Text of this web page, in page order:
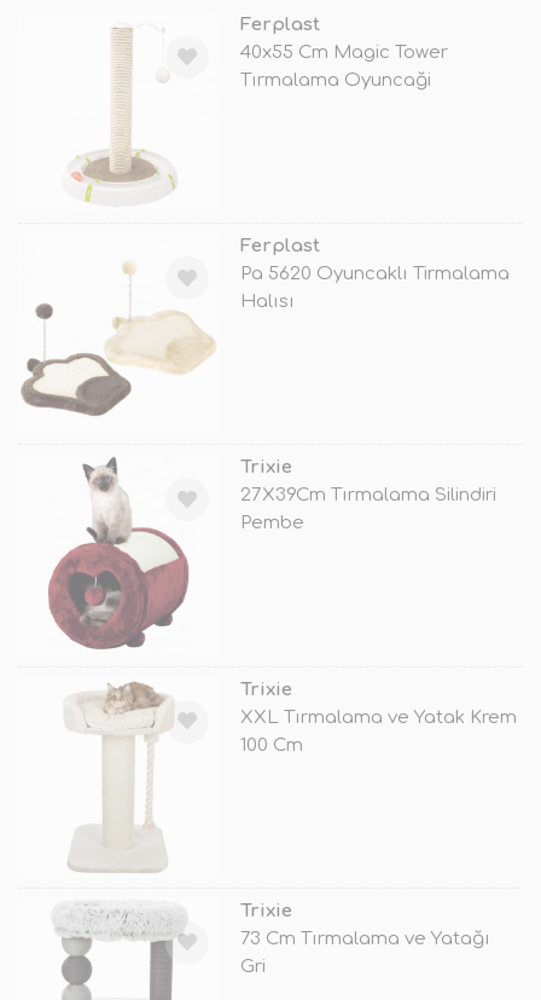
Ferplast
40x55 Cm Magic Tower
Tırmalama Oyuncaği
Ferplast
Pa 5620 Oyuncaklı Tirmalama
Halısı
Trixie
27X39Cm Tırmalama Silindiri
Pembe
Trixie
XXL Tırmalama ve Yatak Krem
100 Cm
Trixie
73 Cm Tırmalama ve Yatağı
Gri